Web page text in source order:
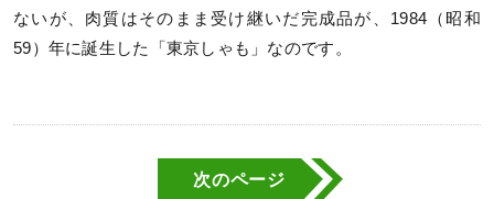
ないが、肉質はそのまま受け継いだ完成品が、1984（昭和
59）年に誕生した「東京しゃも」なのです。
次のページ